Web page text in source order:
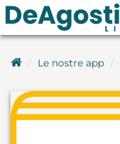
Le nostre app